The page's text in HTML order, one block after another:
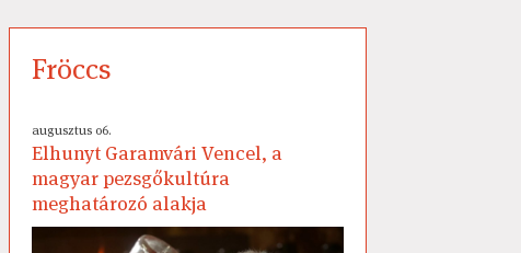
Fröccs
augusztus 06.
Elhunyt Garamvári Vencel, a
magyar pezsgőkultúra
meghatározó alakja